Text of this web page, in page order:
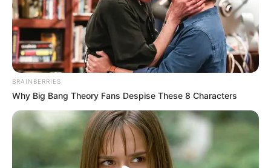
να το χρησιμοποιήσετε, καθώς χρησιμοποιώντας το την
αποδέχεστε. Ο ιστότοπος διατηρεί το δικαίωμα να τροποποιήσει
τους όρους χρήσης.
Επικοινωνήστε μαζί μας:nikolaosgeor@gmail.com
@2022 - nikolaosanaximandros.gr. All Right Reserved. Designed and
Developed byWeb Technical
BRAINBERRIES
Why Big Bang Theory Fans Despise These 8 Characters